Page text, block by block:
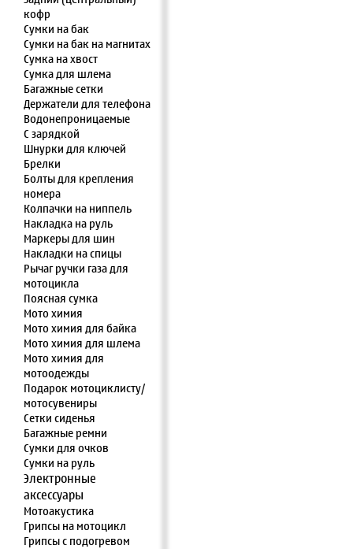
кофр
Сумки на бак
Сумки на бак на магнитах
Сумка на хвост
Сумка для шлема
Багажные сетки
Держатели для телефона
Водонепроницаемые
С зарядкой
Шнурки для ключей
Брелки
Болты для крепления
номера
Колпачки на ниппель
Накладка на руль
Маркеры для шин
Накладки на спицы
Рычаг ручки газа для
мотоцикла
Поясная сумка
Мото химия
Мото химия для байка
Мото химия для шлема
Мото химия для
мотоодежды
Подарок мотоциклисту/
мотосувениры
Сетки сиденья
Багажные ремни
Сумки для очков
Сумки на руль
Электронные
аксессуары
Мотоакустика
Грипсы на мотоцикл
Грипсы с подогревом